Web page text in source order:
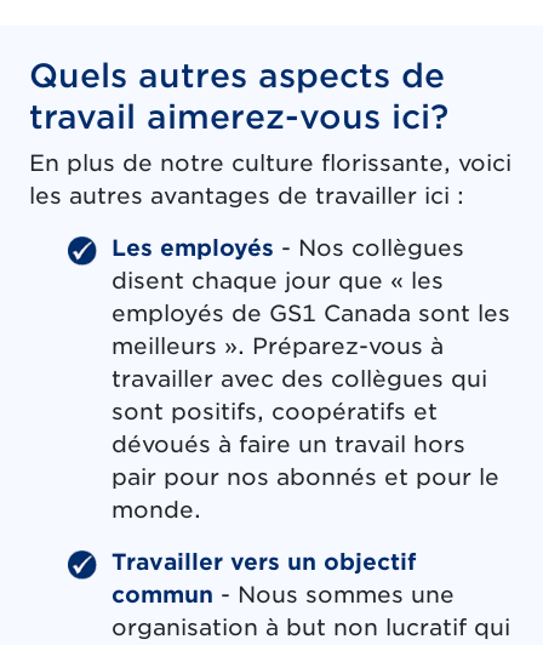
Quels autres aspects de
travail aimerez-vous ici?
En plus de notre culture florissante, voici
les autres avantages de travailler ici :
Les employés - Nos collègues
disent chaque jour que « les
employés de GS1 Canada sont les
meilleurs ». Préparez-vous à
travailler avec des collègues qui
sont positifs, coopératifs et
dévoués à faire un travail hors
pair pour nos abonnés et pour le
monde.
Travailler vers un objectif
commun - Nous sommes une
organisation à but non lucratif qui